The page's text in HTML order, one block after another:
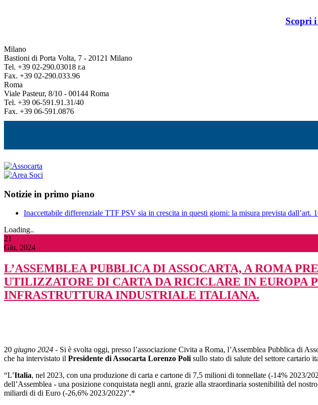
Scopri
Milano
Bastioni di Porta Volta, 7 - 20121 Milano
Tel. +39 02-290.03018 r.a
Fax. +39 02-290.033.96
Roma
Viale Pasteur, 8/10 - 00144 Roma
Tel. +39 06-591.91.31/40
Fax. +39 06-591.0876
Notizie in primo piano
Inaccettabile differenziale TTF PSV sia in crescita in questi giorni: la misura prevista dall’art.
Loading..
21
Giu, 2024
L’ASSEMBLEA PUBBLICA DI ASSOCARTA, A ROMA
UTILIZZATORE DI CARTA DA RICICLARE IN EUROPA
INFRASTRUTTURA INDUSTRIALE ITALIANA.
20 giugno 2024 - Si è svolta oggi, presso l’associazione Civita a Roma, l’Assemblea Pubblica di
che ha intervistato il Presidente di Assocarta Lorenzo Poli sullo stato di salute del settore cartario
“L’Italia, nel 2023, con una produzione di carta e cartone di 7,5 milioni di tonnellate (-14% 2023/
dell’Assemblea - una posizione conquistata negli anni, grazie alla straordinaria sostenibilità del
miliardi di di Euro (-26,6% 2023/2022)”.*